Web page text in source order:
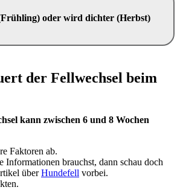
oder wird dichter (Herbst)
der Fellwechsel beim
kann zwischen 6 und 8 Wochen
Faktoren ab.
Informationen brauchst, dann schau doch
überHundefell vorbei.